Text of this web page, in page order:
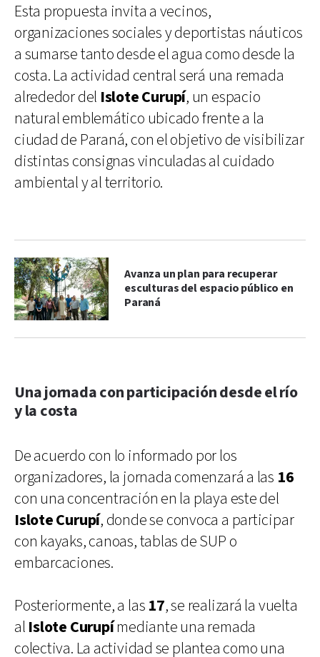
Esta propuesta invita a vecinos,
organizaciones sociales y deportistas náuticos
a sumarse tanto desde el agua como desde la
costa. La actividad central será una remada
alrededor del Islote Curupí, un espacio
natural emblemático ubicado frente a la
ciudad de Paraná, con el objetivo de visibilizar
distintas consignas vinculadas al cuidado
ambiental y al territorio.
Avanza un plan para recuperar
esculturas del espacio público en
Paraná
Una jornada con participación desde el río
y la costa
De acuerdo con lo informado por los
organizadores, la jornada comenzará a las 16
con una concentración en la playa este del
Islote Curupí, donde se convoca a participar
con kayaks, canoas, tablas de SUP o
embarcaciones.
Posteriormente, a las 17, se realizará la vuelta
al Islote Curupímediante una remada
colectiva. La actividad se plantea como una